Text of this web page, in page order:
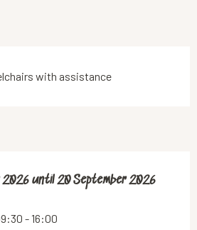
with assistance
2026 until20 September 2026
2026 until20 September 2026
- 16:00